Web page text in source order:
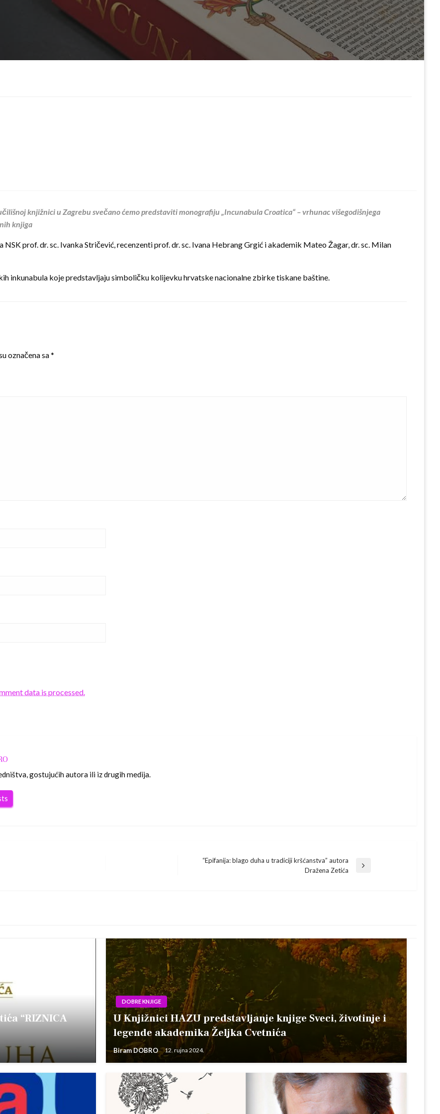
knjižnici u Zagrebu svečano ćemo predstaviti monografiju „Incunabula Croatica“ – vrhunac višegodišnjega
knjiga
prof. dr. sc. Ivanka Stričević, recenzenti prof. dr. sc. Ivana Hebrang Grgić i akademik Mateo Žagar, dr. sc. Milan
inkunabula koje predstavljaju simboličku kolijevku hrvatske nacionalne zbirke tiskane baštine.
označena sa*
data is processed.
gostujućih autora ili iz drugih medija.
“Epifanija: blago duha u tradiciji kršćanstva” autora
Dražena Zetića
“RIZNICA
DOBRE KNJIGE
U Knjižnici HAZU predstavljanje knjige Sveci, životinje i
legende akademika Željka Cvetnića
Biram DOBRO 12. rujna 2024.